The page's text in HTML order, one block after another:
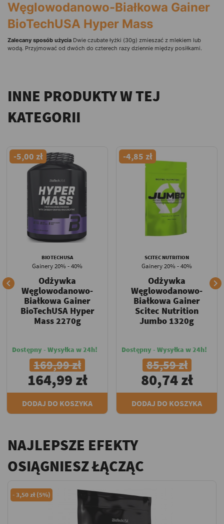
Węglowodanowo-Białkowa Gainer
BioTechUSA Hyper Mass
Zalecany sposób użycia Dwie czubate łyżki (30g) zmieszać z mlekiem lub
wodą. Przyjmować od dwóch do czterech razy dziennie między posiłkami.
INNE PRODUKTY W TEJ
KATEGORII

-5,00 zł
BIOTECHUSA
Gainery 20% - 40%
Odżywka
Węglowodanowo-
Białkowa Gainer
BioTechUSA Hyper
Mass 2270g
Dostępny - Wysyłka w 24h!
169,99 zł
164,99 zł
DODAJ DO KOSZYKA
-4,85 zł
SCITEC NUTRITION
Gainery 20% - 40%
Odżywka
Węglowodanowo-
Białkowa Gainer
Scitec Nutrition
Jumbo 1320g
Dostępny - Wysyłka w 24h!
85,59 zł
80,74 zł
DODAJ DO KOSZYKA

NAJLEPSZE EFEKTY
OSIĄGNIESZ ŁĄCZĄC
-3,50 zł (5%)